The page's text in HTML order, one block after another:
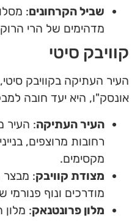
שביל הקרחונים:
מדהימים של הרי
קוויבק סיטי
העיר העתיקה בקוויבק
אונסק"ו, היא יעד חובה
העיר העתיקה: העיר
רחובות מרוצפים,
מקסימים.
מצודת קוויבק: מבצר
מודרכים ונוף פנורמי
מלון פרונטנאק: מלון